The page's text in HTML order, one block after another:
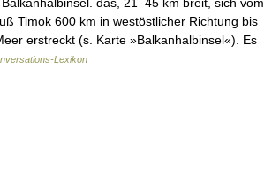
Timok 600 km in westöstlicher Richtung bis
erstreckt (s. Karte »Balkanhalbinsel«). Es
Lexikon